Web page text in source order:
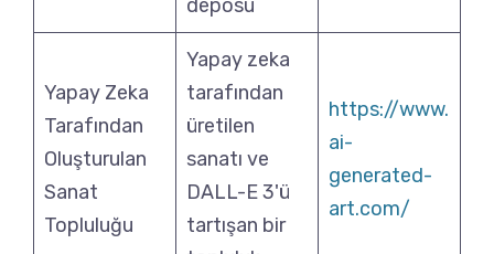
deposu
Yapay Zeka
Tarafından
Oluşturulan
Sanat
Topluluğu
Yapay zeka
tarafından
üretilen
sanatı ve
DALL-E 3'ü
tartışan bir
https://www.
ai-
generated-
art.com/